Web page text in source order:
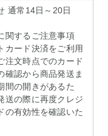
通常14日～20日
関するご注意事項
カード決済をご利用
注文時点でのカード
確認から商品発送ま
間の開きがあるた
送の際に再度クレジ
の有効性を確認いた